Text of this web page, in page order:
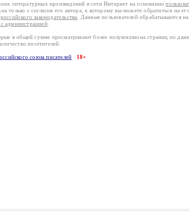
литературных произведений в сети Интернет на основании
только с согласия его автора, к которому вы можете обратиться на
российского законодательства . Данные пользователей обрабатываются
с администрацией.
в общей сумме просматривают более полумиллиона страниц по
посетителей.
союза писателей 18+